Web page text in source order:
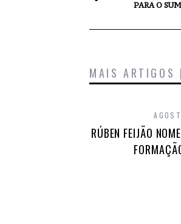
PARA O
MAIS ARTIGOS
RÚBEN FEIJÃO